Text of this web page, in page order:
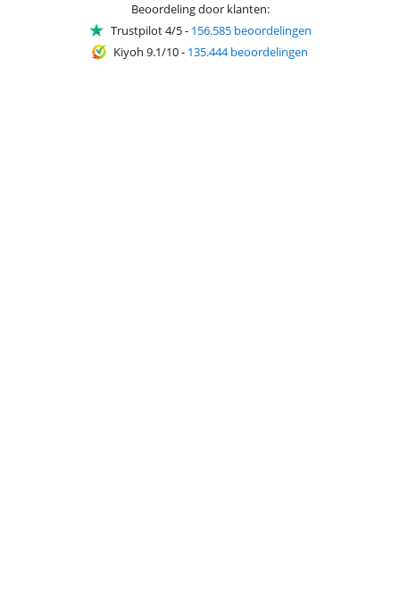
Beoordeling door klanten:
Trustpilot 4/5- 156.585 beoordelingen
Kiyoh 9.1/10- 135.444 beoordelingen